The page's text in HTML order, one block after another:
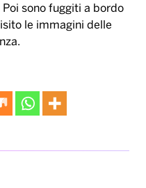
sono fuggiti a bordo
le immagini delle